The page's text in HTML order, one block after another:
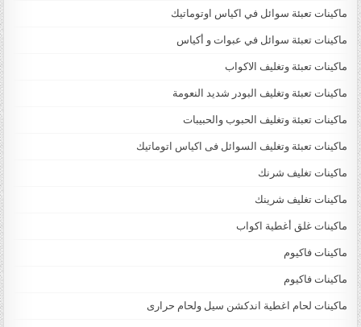
ماكينات تعبئة سوائل في اكياس اوتوماتيك
ماكينات تعبئة سوائل في عبوات و أكياس
ماكينات تعبئة وتغليف الاكواب
ماكينات تعبئة وتغليف البودر شديد النعومة
ماكينات تعبئة وتغليف الحبوب والحبيبات
ماكينات تعبئة وتغليف السوائل فى اكياس اتوماتيك
ماكينات تغليف شرنك
ماكينات تغليف شرينك
ماكينات غلق أغطية اكواب
ماكينات فاكيوم
ماكينات فاكيوم
ماكينات لحام اغطية اندكشن سيل ولحام حرارى